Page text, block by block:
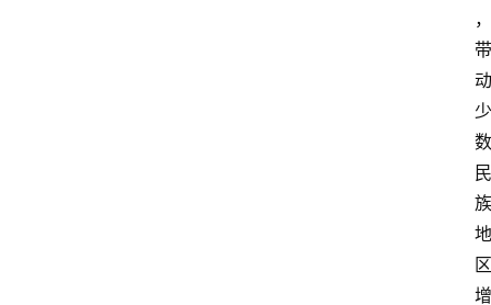
，
带
动
少
数
民
族
地
区
增